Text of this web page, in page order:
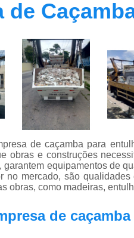
de
de caçamba para
obras e construções
garantem equipamentos de
no mercado, são
obras, como madeiras,
de